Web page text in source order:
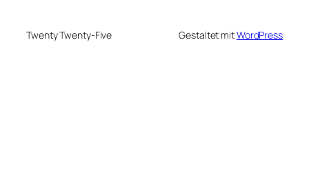
Twenty Twenty-Five Gestaltet mitWordPress